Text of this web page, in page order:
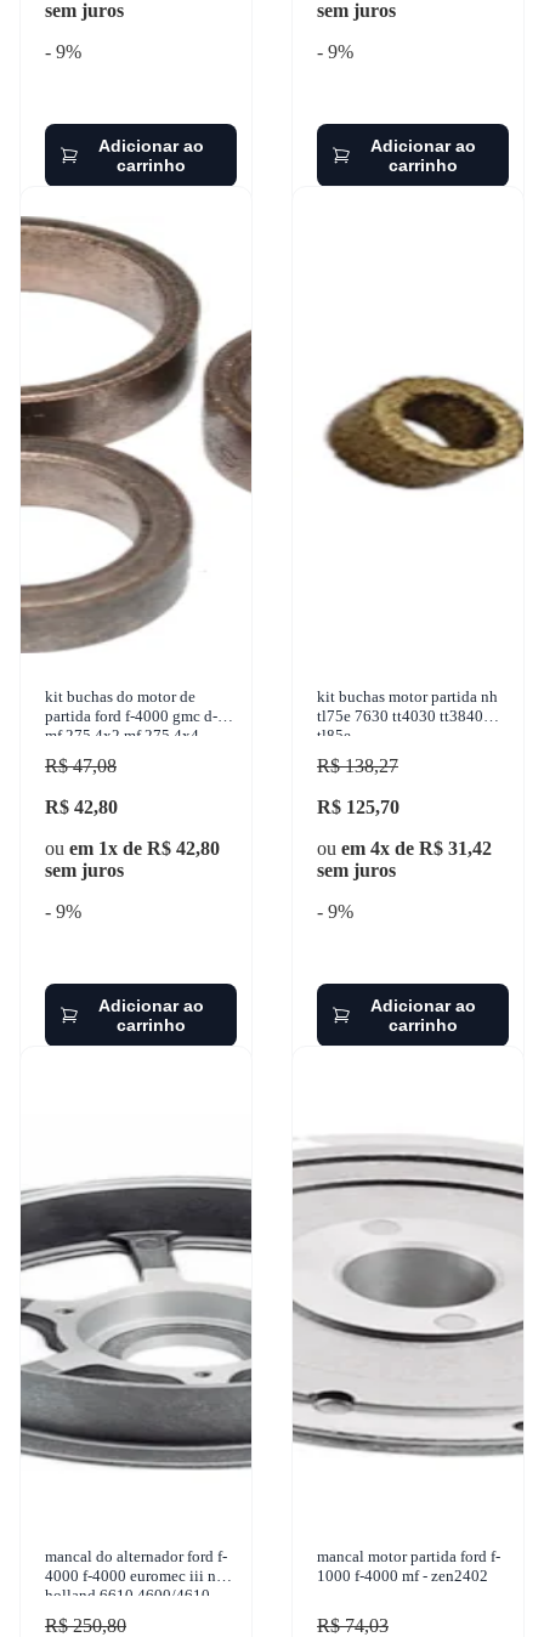
sem juros
- 9%
Adicionar ao
carrinho
sem juros
- 9%
Adicionar ao
carrinho
kit buchas do motor de
partida ford f-4000 gmc d-60
mf 275 4x2 mf 275 4x4
valtra 785c 4x4 1950-1998
sulc
R$ 47,08
R$ 42,80
ou em 1x de R$ 42,80
sem juros
- 9%
Adicionar ao
carrinho
kit buchas motor partida nh
tl75e 7630 tt4030 tt3840
tl85e
R$ 138,27
R$ 125,70
ou em 4x de R$ 31,42
sem juros
- 9%
Adicionar ao
carrinho
mancal do alternador ford f-
4000 f-4000 euromec iii new
holland 6610 4600/4610
5610 1950-2011 zen - 3119
R$ 250,80
mancal motor partida ford f-
1000 f-4000 mf - zen2402
R$ 74,03